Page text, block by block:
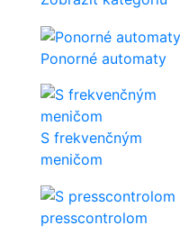
Ponorné automaty
S frekvenčným
meničom
presscontrolom